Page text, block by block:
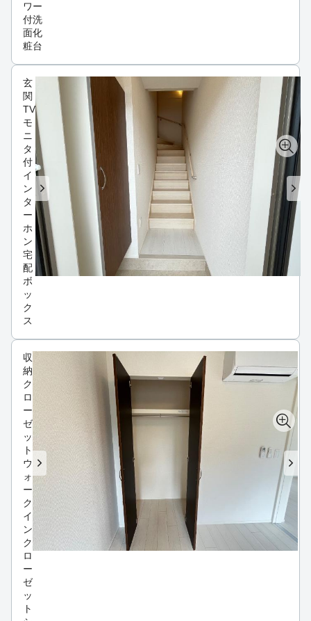
ワー
付洗
面化
粧台
玄
関
TV
モ
ニ
タ
付
イ
ン
タ
ー
ホ
ン
宅
配
ボ
ッ
ク
ス
収
納
ク
ロ
ー
ゼ
ッ
ト
ウ
ォ
ー
ク
イ
ン
ク
ロ
ー
ゼ
ッ
ト